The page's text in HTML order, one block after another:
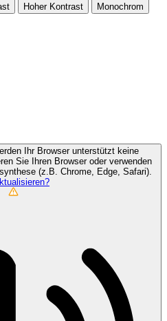
Hoher Kontrast Monochrom
Ihr Browser unterstützt keine
Sie Ihren Browser oder verwenden
(z.B. Chrome, Edge, Safari).